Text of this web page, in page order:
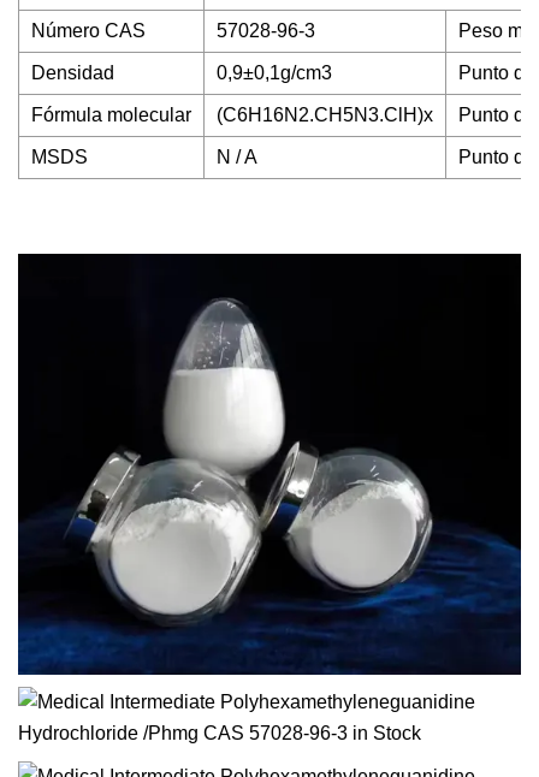
Número CAS 57028-96-3 Peso
Densidad 0,9±0,1g/cm3 Punto
Fórmula molecular (C6H16N2.CH5N3.ClH)x Punto
MSDS N / A Punto